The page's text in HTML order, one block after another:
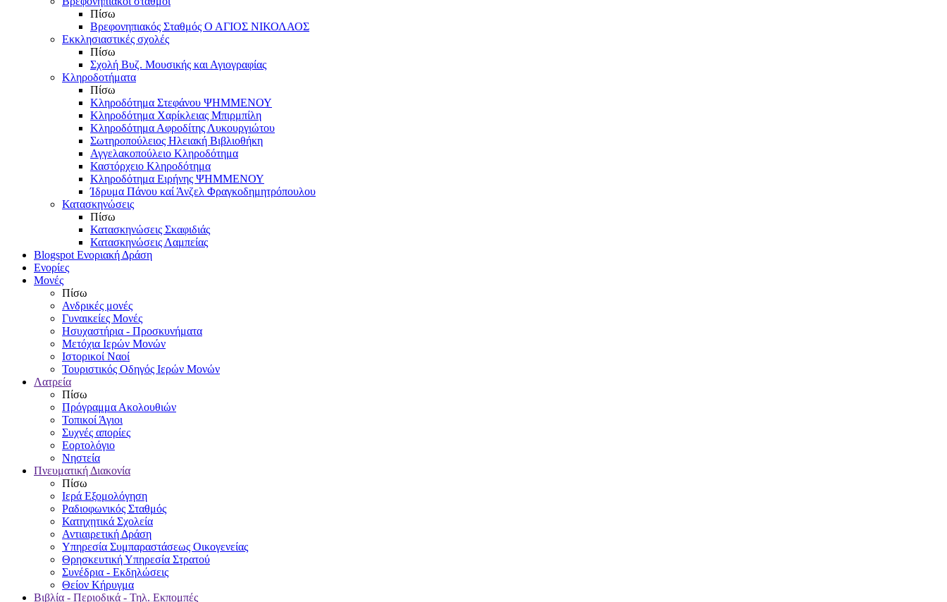
Πίσω
Βρεφονηπιακός Σταθμός Ο ΑΓΙΟΣ ΝΙΚΟΛΑΟΣ
Εκκλησιαστικές σχολές
Πίσω
Σχολή Βυζ. Μουσικής και Αγιογραφίας
Κληροδοτήματα
Πίσω
Κληροδότημα Στεφάνου ΨΗΜΜΕΝΟΥ
Κληροδότημα Χαρίκλειας Μπιρμπίλη
Κληροδότημα Αφροδίτης Λυκουργιώτου
Σωτηροπούλειος Ηλειακή Βιβλιοθήκη
Αγγελακοπούλειο Κληροδότημα
Καστόρχειο Κληροδότημα
Κληροδότημα Ειρήνης ΨΗΜΜΕΝΟΥ
Ίδρυμα Πάνου καί Άνζελ Φραγκοδημητρόπουλου
Κατασκηνώσεις
Πίσω
Κατασκηνώσεις Σκαφιδιάς
Κατασκηνώσεις Λαμπείας
Blogspot Ενοριακή Δράση
Ενορίες
Μονές
Πίσω
Ανδρικές μονές
Γυναικείες Μονές
Ησυχαστήρια - Προσκυνήματα
Μετόχια Ιερών Μονών
Ιστορικοί Ναοί
Τουριστικός Οδηγός Ιερών Μονών
Λατρεία
Πίσω
Πρόγραμμα Ακολουθιών
Τοπικοί Άγιοι
Συχνές απορίες
Εορτολόγιο
Νηστεία
Πνευματική Διακονία
Πίσω
Ιερά Εξομολόγηση
Ραδιοφωνικός Σταθμός
Κατηχητικά Σχολεία
Αντιαιρετική Δράση
Υπηρεσία Συμπαραστάσεως Οικογενείας
Θρησκευτική Υπηρεσία Στρατού
Συνέδρια - Εκδηλώσεις
Θείον Κήρυγμα
Βιβλία - Περιοδικά - Τηλ. Εκπομπές